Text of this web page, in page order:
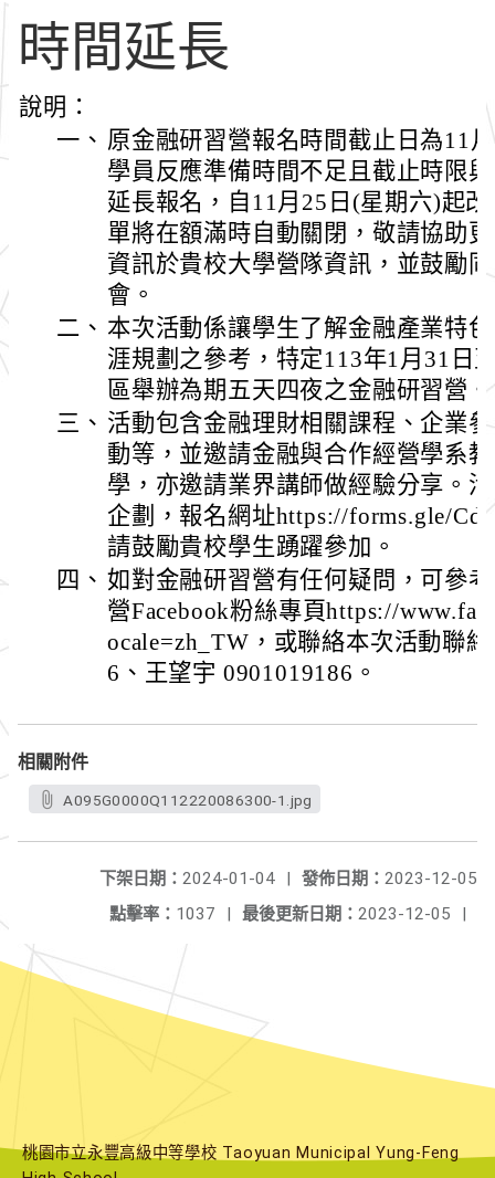
時間延長
說明：
一、 原金融研習營報名時間截止日為11
學員反應準備時間不足且截止時限
延長報名，自11月25日(星期六)起
單將在額滿時自動關閉，敬請協助
資訊於貴校大學營隊資訊，並鼓勵
會。
二、 本次活動係讓學生了解金融產業特
涯規劃之參考，特定113年1月31日
區舉辦為期五天四夜之金融研習營。
三、 活動包含金融理財相關課程、企業
動等，並邀請金融與合作經營學系
學，亦邀請業界講師做經驗分享。
企劃，報名網址https://forms.gle/
請鼓勵貴校學生踴躍參加。
四、 如對金融研習營有任何疑問，可參
營Facebook粉絲專頁https://
ocale=zh_TW，或聯絡本次活動聯
6、王望宇 0901019186。
相關附件
A095G0000Q112220086300-1.jpg
發佈日期： 2023-12-05
下架日期： 2024-01-04
|
最後更新日期： 2023-12-05 |
點擊率： 1037 |
桃園市立永豐高級中等學校 Taoyuan Municipal Yung-Feng